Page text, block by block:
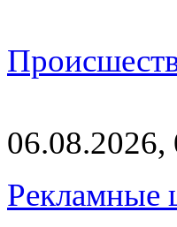
06.08.2026,
Рекламные